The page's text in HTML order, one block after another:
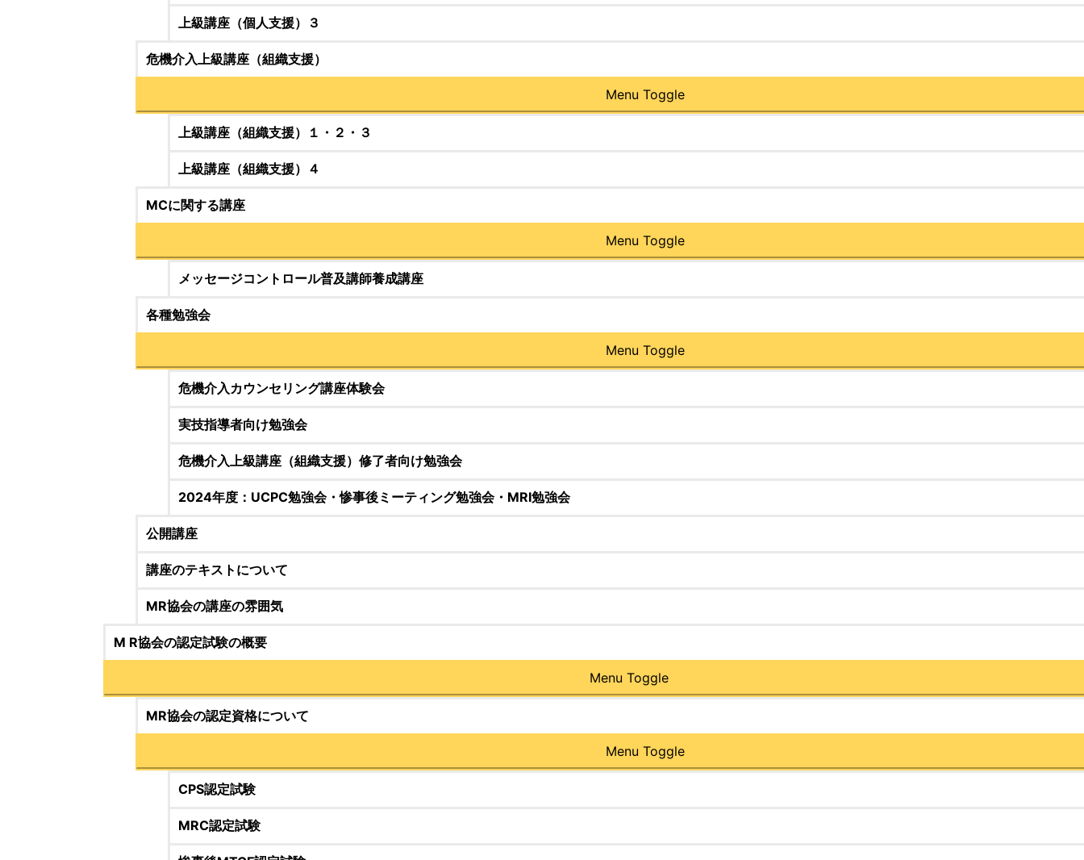
上級講座（個人支援）３
危機介入上級講座（組織支援）
Menu Toggle
上級講座（組織支援）１・２・３
上級講座（組織支援）４
MCに関する講座
Menu Toggle
メッセージコントロール普及講師養成講座
各種勉強会
Menu Toggle
危機介入カウンセリング講座体験会
実技指導者向け勉強会
危機介入上級講座（組織支援）修了者向け勉強会
2024年度：UCPC勉強会・惨事後ミーティング勉強会・MRI勉強会
公開講座
講座のテキストについて
MR協会の講座の雰囲気
M R協会の認定試験の概要
Menu Toggle
MR協会の認定資格について
Menu Toggle
CPS認定試験
MRC認定試験